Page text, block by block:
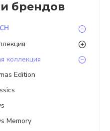
брендов
коллекция
Edition
Memory